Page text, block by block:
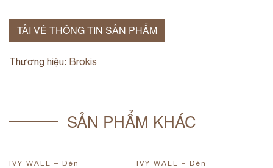
TẢI VỀ THÔNG TIN SẢN PHẨM
Thương hiệu: Brokis
SẢN PHẨM KHÁC
IVY WALL – Đèn
IVY WALL – Đèn